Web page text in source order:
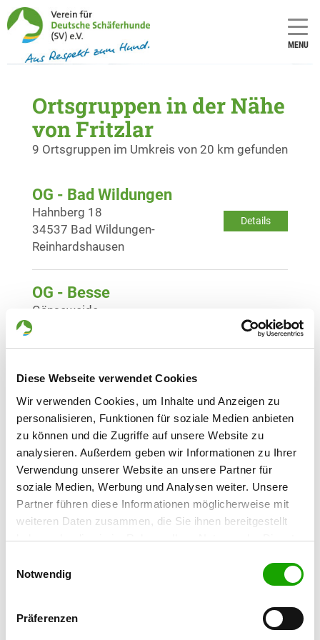
Diese Webseite verwendet Cookies
Wir verwenden Cookies, um Inhalte und Anzeigen zu
personalisieren, Funktionen für soziale Medien anbieten
zu können und die Zugriffe auf unsere Website zu
analysieren. Außerdem geben wir Informationen zu Ihrer
Verwendung unserer Website an unsere Partner für
soziale Medien, Werbung und Analysen weiter. Unsere
Partner führen diese Informationen möglicherweise mit
weiteren Daten zusammen, die Sie ihnen bereitgestellt
haben oder die sie im Rahmen Ihrer Nutzung der Dienste
Cookies, wenn Sie unsere Webseite weiterhin nutzen.
Notwendig
Präferenzen
MENU
Ortsgruppen in der Nähe
von Fritzlar
9 Ortsgruppen im Umkreis von 20 km gefunden
OG - Bad Wildungen
Details
Hahnberg 18
34537 Bad Wildungen-
Reinhardshausen
OG - Besse
Details
Gänseweide
OG - Borken Bez. Kassel
Details
34582 Borken-Gombeth
OG - Heiligenberg, Sitz Gensungen
34587 Felsberg-Gensungen
34576 Homberg
OG - Kassel-Niederzwehren e.V.